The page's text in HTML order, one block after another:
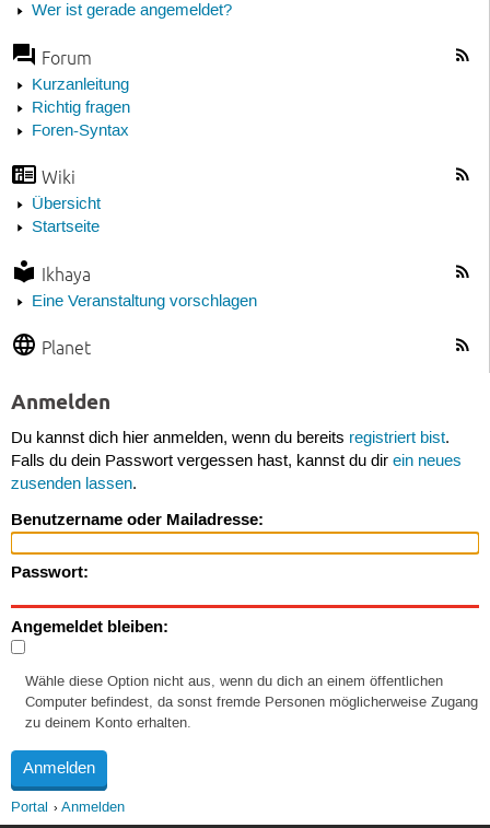
Wer ist gerade angemeldet?
Forum
Kurzanleitung
Richtig fragen
Foren-Syntax
Wiki
Übersicht
Startseite
Ikhaya
Eine Veranstaltung vorschlagen
Planet
Anmelden
Du kannst dich hier anmelden, wenn du bereits registriert bist.
Falls du dein Passwort vergessen hast, kannst du dir ein neues
zusenden lassen.
Benutzername oder Mailadresse:
Passwort:
Angemeldet bleiben:
Wähle diese Option nicht aus, wenn du dich an einem öffentlichen
Computer befindest, da sonst fremde Personen möglicherweise Zugang
zu deinem Konto erhalten.
Portal Anmelden